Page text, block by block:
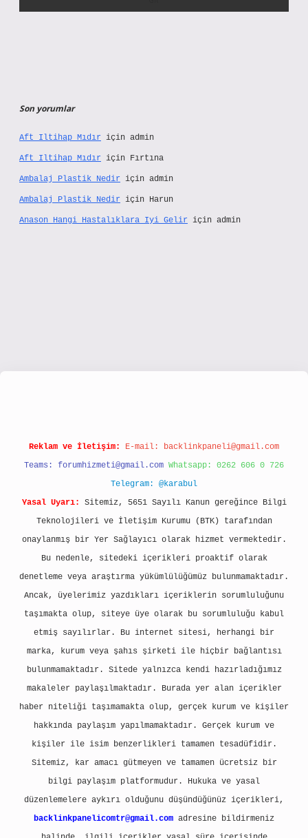
Son yorumlar
Aft Iltihap Mıdır için admin
Aft Iltihap Mıdır için Fırtına
Ambalaj Plastik Nedir için admin
Ambalaj Plastik Nedir için Harun
Anason Hangi Hastalıklara Iyi Gelir için admin
Reklam ve İletişim: E-mail: backlinkpaneli@gmail.com
Teams: forumhizmeti@gmail.com Whatsapp: 0262 606 0 726
Telegram: @karabul
Yasal Uyarı:
Sitemiz, 5651 Sayılı Kanun gereğince Bilgi
Teknolojileri ve İletişim Kurumu (BTK) tarafından
onaylanmış bir Yer Sağlayıcı olarak hizmet vermektedir.
Bu nedenle, sitedeki içerikleri proaktif olarak
denetleme veya araştırma yükümlülüğümüz bulunmamaktadır.
Ancak, üyelerimiz yazdıkları içeriklerin sorumluluğunu
taşımakta olup, siteye üye olarak bu sorumluluğu kabul
etmiş sayılırlar. Bu internet sitesi, herhangi bir
marka, kurum veya şahıs şirketi ile hiçbir bağlantısı
bulunmamaktadır. Sitede yalnızca kendi hazırladığımız
makaleler paylaşılmaktadır. Burada yer alan içerikler
haber niteliği taşımamakta olup, gerçek kurum ve kişiler
hakkında paylaşım yapılmamaktadır. Gerçek kurum ve
kişiler ile isim benzerlikleri tamamen tesadüfidir.
Sitemiz, kar amacı gütmeyen ve tamamen ücretsiz bir
bilgi paylaşım platformudur. Hukuka ve yasal
düzenlemelere aykırı olduğunu düşündüğünüz içerikleri,
backlinkpanelicomtr@gmail.com adresine bildirmeniz